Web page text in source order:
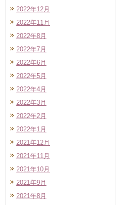
2022年12月
2022年11月
2022年8月
2022年7月
2022年6月
2022年5月
2022年4月
2022年3月
2022年2月
2022年1月
2021年12月
2021年11月
2021年10月
2021年9月
2021年8月